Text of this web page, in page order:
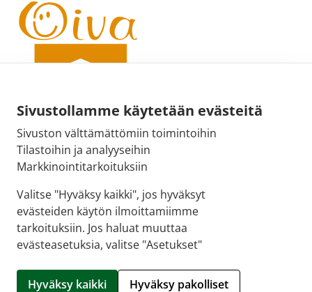
Sivustollamme käytetään evästeitä
Sivuston välttämättömiin toimintoihin
Tilastoihin ja analyyseihin
Markkinointitarkoituksiin
Valitse "Hyväksy kaikki", jos hyväksyt
evästeiden käytön ilmoittamiimme
tarkoituksiin. Jos haluat muuttaa
evästeasetuksia, valitse "Asetukset"
Hyväksy kaikki Hyväksy pakolliset
Sähköpostiosoite:
kirjaamo@fimea.fi
Fimean vaihde:
029 522 3341